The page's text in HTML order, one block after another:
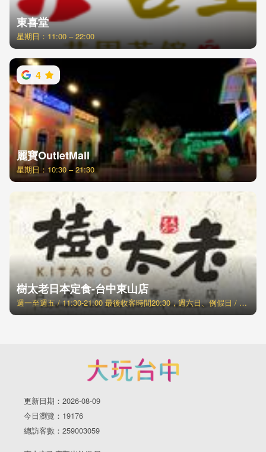
東喜堂
星期日：11:00 – 22:00
4
麗寶OutletMall
星期日：10:30 – 21:30
樹太老日本定食-台中東山店
週一至週五 / 11:30-21:00 最後收客時間20:30，週六日、例假日 / 11:00-21:30 最後收客時間21:00
更新日期：2026-08-09
今日瀏覽：19176
總訪客數：259003059